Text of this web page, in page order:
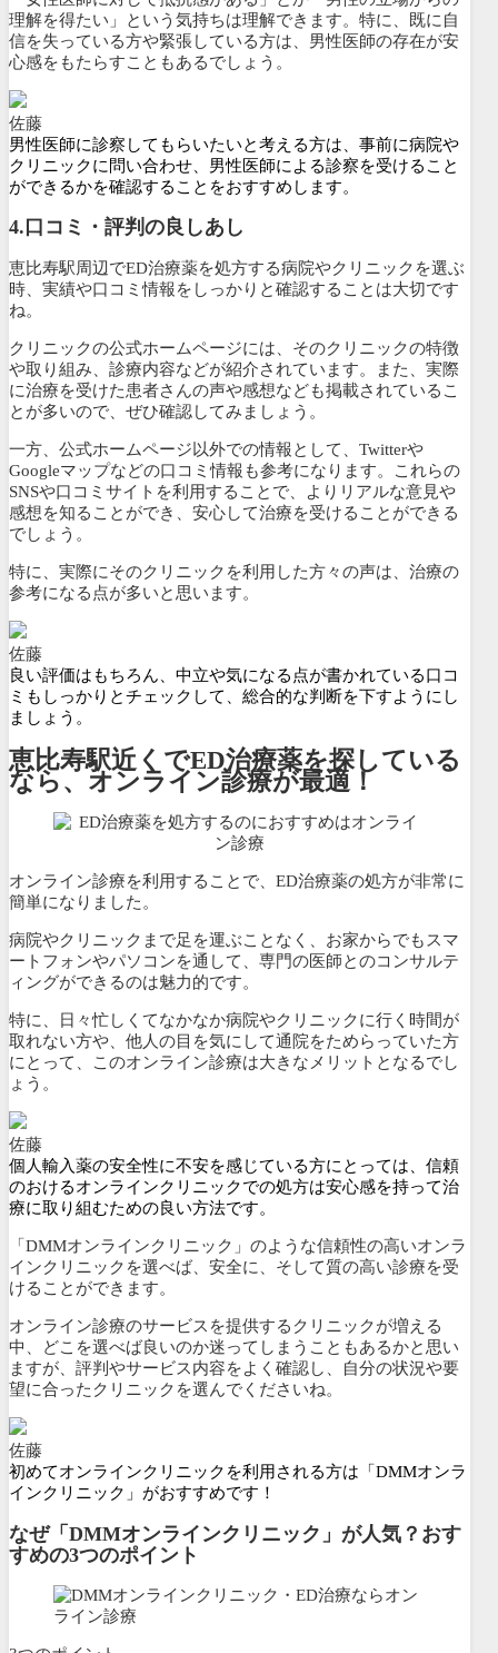
理解を得たい」という気持ちは理解できます。特に、既に自
信を失っている方や緊張している方は、男性医師の存在が安
心感をもたらすこともあるでしょう。
佐藤
男性医師に診察してもらいたいと考える方は、事前に病院や
クリニックに問い合わせ、男性医師による診察を受けること
ができるかを確認することをおすすめします。
4.口コミ・評判の良しあし
恵比寿駅周辺でED治療薬を処方する病院やクリニックを選ぶ
時、実績や口コミ情報をしっかりと確認することは大切です
ね。
クリニックの公式ホームページには、そのクリニックの特徴
や取り組み、診療内容などが紹介されています。また、 実際
に治療を受けた患者さんの声や感想なども掲載されているこ
とが多いので、ぜひ確認してみましょう。
一方、公式ホームページ以外での情報として、Twitterや
Googleマップなどの口コミ情報も参考になります。これらの
SNSや口コミサイトを利用することで、よりリアルな意見や
感想を知ることができ、安心して治療を受けることができる
でしょう。
特に、実際にそのクリニックを利用した方々の声は、治療の
参考になる点が多いと思います。
佐藤
良い評価はもちろん、中立や気になる点が書かれている口コ
ミもしっかりとチェックして、総合的な判断を下すようにし
ましょう。
恵比寿駅近くでED治療薬を探している
なら、オンライン診療が最適！
オンライン診療を利用することで、ED治療薬の処方が非常に
簡単になりました。
病院やクリニックまで足を運ぶことなく、 お家からでもスマ
ートフォンやパソコンを通して、専門の医師とのコンサルテ
ィングができるのは魅力的です。
特に、
日々忙しくてなかなか病院やクリニックに行く時間が
取れない方や、他人の目を気にして通院をためらっていた方
にとって 、このオンライン診療は大きなメリットとなるでし
ょう。
佐藤
個人輸入薬の安全性に不安を感じている方にとっては、信頼
のおけるオンラインクリニックでの処方は安心感を持って治
療に取り組むための良い方法です。
「DMMオンラインクリニック」のような信頼性の高いオンラ
インクリニックを選べば、安全に、そして質の高い診療を受
けることができます。
オンライン診療のサービスを提供するクリニックが増える
中、どこを選べば良いのか迷ってしまうこともあるかと思い
ますが、評判やサービス内容をよく確認し、自分の状況や要
望に合ったクリニックを選んでくださいね。
佐藤
初めてオンラインクリニックを利用される方は「DMMオンラ
インクリニック」がおすすめです！
なぜ「DMMオンラインクリニック」が人気？おす
すめの3つのポイント